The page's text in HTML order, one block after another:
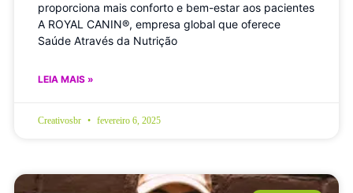
proporciona mais conforto e bem-estar aos pacientes
A ROYAL CANIN®, empresa global que oferece
Saúde Através da Nutrição
LEIA MAIS »
Creativosbr fevereiro 6, 2025